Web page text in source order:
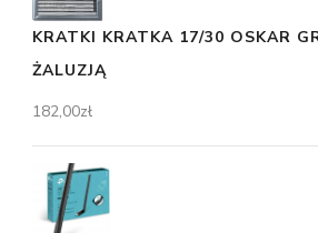
KRATKI KRATKA 17/30 OSKAR
ŻALUZJĄ
182,00zł